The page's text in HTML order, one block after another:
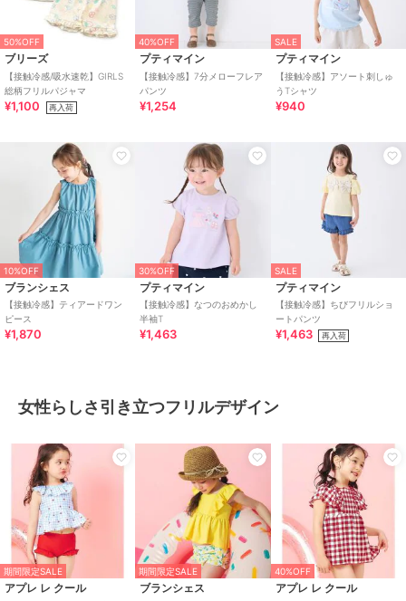
50%OFF
ブリーズ
【接触冷感/吸水速乾】GIRLS
総柄フリルパジャマ
¥1,100 再入荷
40%OFF
プティマイン
【接触冷感】7分メローフレア
パンツ
¥1,254
SALE
プティマイン
【接触冷感】アソート刺しゅ
うTシャツ
¥940
10%OFF
ブランシェス
【接触冷感】ティアードワン
ピース
¥1,870
30%OFF
プティマイン
【接触冷感】なつのおめかし
半袖T
¥1,463
SALE
プティマイン
【接触冷感】ちびフリルショ
ートパンツ
¥1,463 再入荷
女性らしさ引き立つフリルデザイン
期間限定SALE
アプレ レ クール
期間限定SALE
ブランシェス
40%OFF
アプレ レ クール